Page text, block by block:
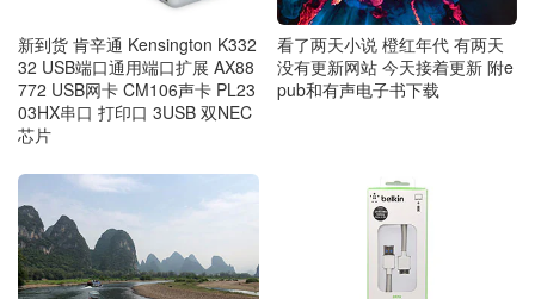
新到货 肯辛通 Kensington K332
32 USB端口通用端口扩展 AX88
772 USB网卡 CM106声卡 PL23
03HX串口 打印口 3USB 双NEC
芯片
看了两天小说 橙红年代 有两天
没有更新网站 今天接着更新 附e
pub和有声电子书下载